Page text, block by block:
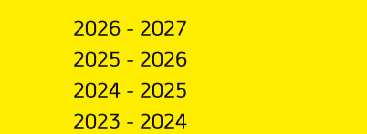
2026 - 2027
2025 - 2026
2024 - 2025
2023 - 2024